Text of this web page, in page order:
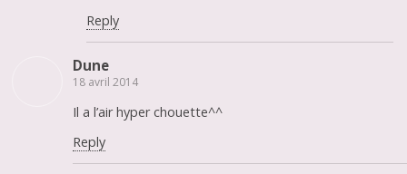
Reply
Dune
18 avril 2014
Il a l’air hyper chouette^^
Reply